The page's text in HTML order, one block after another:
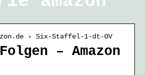
› Six-Staffel-1-dt-OV
– Amazon